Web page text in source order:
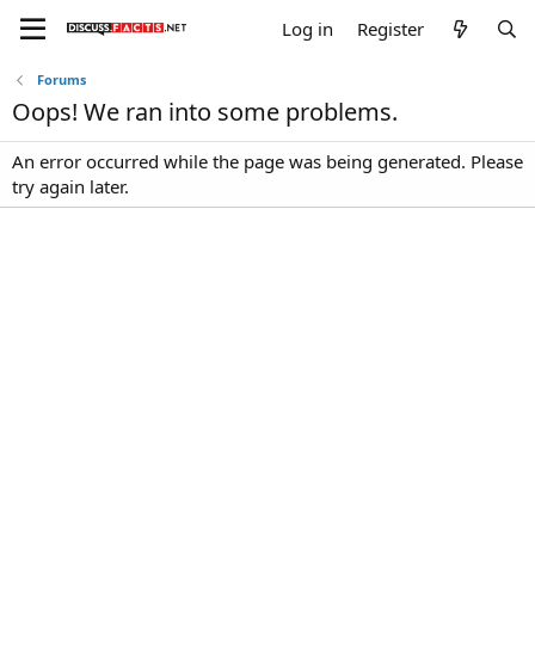
Log in Register
Forums
Oops! We ran into some problems.
An error occurred while the page was being generated. Please
try again later.